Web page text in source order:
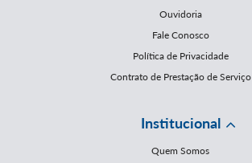
Ouvidoria
Fale Conosco
Política de Privacidade
Contrato de Prestação de Serviço
Institucional
Quem Somos